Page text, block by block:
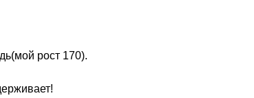
рост 170).